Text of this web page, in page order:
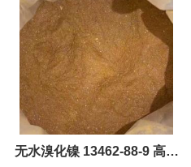
无水溴化镍 13462-88-9 高纯